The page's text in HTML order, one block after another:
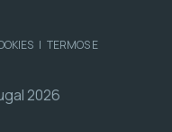
| TERMOS E
2026